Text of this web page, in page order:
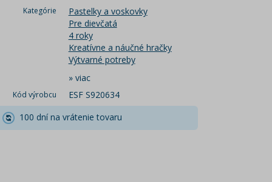
Kategórie
Pastelky a voskovky
Pre dievčatá
4 roky
Kreatívne a náučné hračky
Výtvarné potreby
» viac
Kód výrobcu
ESF S920634
100 dní na vrátenie tovaru